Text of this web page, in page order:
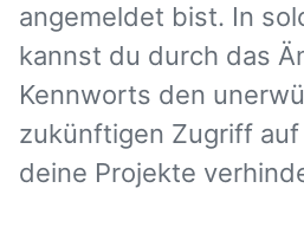
angemeldet bist. In
kannst du durch das
Kennworts den
zukünftigen Zugriff
deine Projekte